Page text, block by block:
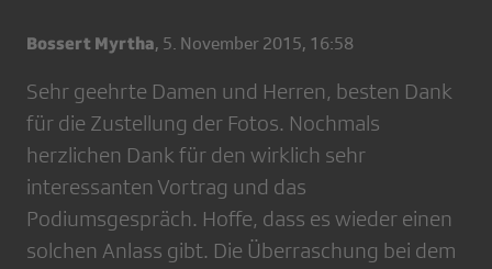
Bossert Myrtha, 5. November 2015, 16:58
Sehr geehrte Damen und Herren, besten Dank
für die Zustellung der Fotos. Nochmals
herzlichen Dank für den wirklich sehr
interessanten Vortrag und das
Podiumsgespräch. Hoffe, dass es wieder einen
solchen Anlass gibt. Die Überraschung bei dem